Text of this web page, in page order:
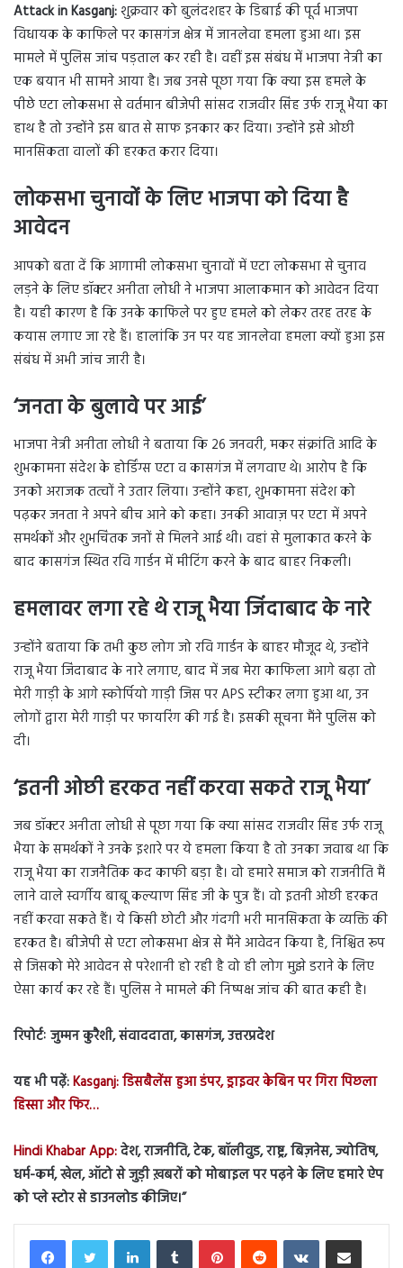
Attack in Kasganj:शुक्रवार को बुलंदशहर के डिबाई की पूर्व भाजपा
विधायक के काफिले पर कासगंज क्षेत्र में जानलेवा हमला हुआ था। इस
मामले में पुलिस जांच पड़ताल कर रही है। वहीं इस संबंध में भाजपा नेत्री का
एक बयान भी सामने आया है। जब उनसे पूछा गया कि क्या इस हमले के
पीछे एटा लोकसभा से वर्तमान बीजेपी सांसद राजवीर सिंह उर्फ राजू भैया का
हाथ है तो उन्होंने इस बात से साफ इनकार कर दिया। उन्होंने इसे ओछी
मानसिकता वालों की हरकत करार दिया।
लोकसभा चुनावों के लिए भाजपा को दिया है
आवेदन
आपको बता दें कि आगामी लोकसभा चुनावों में एटा लोकसभा से चुनाव
लड़ने के लिए डॉक्टर अनीता लोधी ने भाजपा आलाकमान को आवेदन दिया
है। यही कारण है कि उनके काफिले पर हुए हमले को लेकर तरह तरह के
कयास लगाए जा रहे हैं। हालांकि उन पर यह जानलेवा हमला क्यों हुआ इस
संबंध में अभी जांच जारी है।
‘जनता के बुलावे पर आई’
भाजपा नेत्री अनीता लोधी ने बताया कि 26 जनवरी, मकर संक्रांति आदि के
शुभकामना संदेश के होर्डिंग्स एटा व कासगंज में लगवाए थे। आरोप है कि
उनको अराजक तत्वों ने उतार लिया। उन्होंने कहा, शुभकामना संदेश को
पढ़कर जनता ने अपने बीच आने को कहा। उनकी आवाज़ पर एटा में अपने
समर्थकों और शुभचिंतक जनों से मिलने आई थी। वहां से मुलाकात करने के
बाद कासगंज स्थित रवि गार्डन में मीटिंग करने के बाद बाहर निकली।
हमलावर लगा रहे थे राजू भैया जिंदाबाद के नारे
उन्होंने बताया कि तभी कुछ लोग जो रवि गार्डन के बाहर मौजूद थे, उन्होंने
राजू भैया जिंदाबाद के नारे लगाए, बाद में जब मेरा काफिला आगे बढ़ा तो
मेरी गाड़ी के आगे स्कोर्पियो गाड़ी जिस पर APS स्टीकर लगा हुआ था, उन
लोगों द्वारा मेरी गाड़ी पर फायरिंग की गई है। इसकी सूचना मैंने पुलिस को
दी।
‘इतनी ओछी हरकत नहीं करवा सकते राजू भैया’
जब डॉक्टर अनीता लोधी से पूछा गया कि क्या सांसद राजवीर सिंह उर्फ राजू
भैया के समर्थकों ने उनके इशारे पर ये हमला किया है तो उनका जवाब था कि
राजू भैया का राजनैतिक कद काफी बड़ा है। वो हमारे समाज को राजनीति मैं
लाने वाले स्वर्गीय बाबू कल्याण सिंह जी के पुत्र हैं। वो इतनी ओछी हरकत
नहीं करवा सकते हैं। ये किसी छोटी और गंदगी भरी मानसिकता के व्यक्ति की
हरकत है। बीजेपी से एटा लोकसभा क्षेत्र से मैंने आवेदन किया है, निश्चित रूप
से जिसको मेरे आवेदन से परेशानी हो रही है वो ही लोग मुझे डराने के लिए
ऐसा कार्य कर रहे हैं। पुलिस ने मामले की निष्पक्ष जांच की बात कही है।
रिपोर्टः जुम्मन कुरैशी, संवाददाता, कासगंज, उत्तरप्रदेश
यह भी पढ़ें:Kasganj: डिसबैलेंस हुआ डंपर, ड्राइवर केबिन पर गिरा पिछला
हिस्सा और फिर…
Hindi Khabar App:देश, राजनीति, टेक, बॉलीवुड, राष्ट्र, बिज़नेस, ज्योतिष,
धर्म-कर्म, खेल, ऑटो से जुड़ी ख़बरों को मोबाइल पर पढ़ने के लिए हमारे ऐप
को प्ले स्टोर से डाउनलोड कीजिए।”
LinkedInTumblr PinterestReddit VKontakteShare via Email